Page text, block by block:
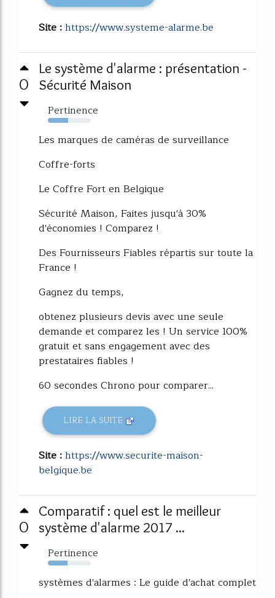
Site :https://www.systeme-alarme.be
0
Le système d'alarme : présentation -
Sécurité Maison
Pertinence
47%
Les marques de caméras de surveillance
Coffre-forts
Le Coffre Fort en Belgique
Sécurité Maison, Faites jusqu'à 30%
d'économies ! Comparez !
Des Fournisseurs Fiables répartis sur toute la
France !
Gagnez du temps,
obtenez plusieurs devis avec une seule
demande et comparez les ! Un service 100%
gratuit et sans engagement avec des
prestataires fiables !
60 secondes Chrono pour comparer...
LIRE LA SUITE
Site :https://www.securite-maison-
belgique.be
0
Comparatif : quel est le meilleur
système d'alarme 2017 ...
Pertinence
46%
systèmes d'alarmes : Le guide d'achat complet